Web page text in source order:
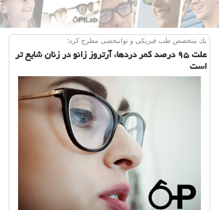
یك متخصص طب فیزیكی و توانبخشی مطرح كرد؛
علت ۹۵ درصد كمر دردها، آرتروز زانو در زنان شایع تر
است